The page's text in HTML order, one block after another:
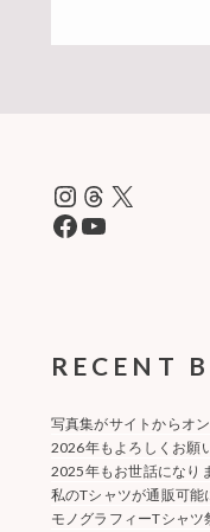
Instagram
Threads
X
Facebook
YouTube
RECENT
写真集がサイトからオ
2026年もよろしくお願
2025年もお世話になり
私のTシャツが通販可能
モノグラフィーTシャツ